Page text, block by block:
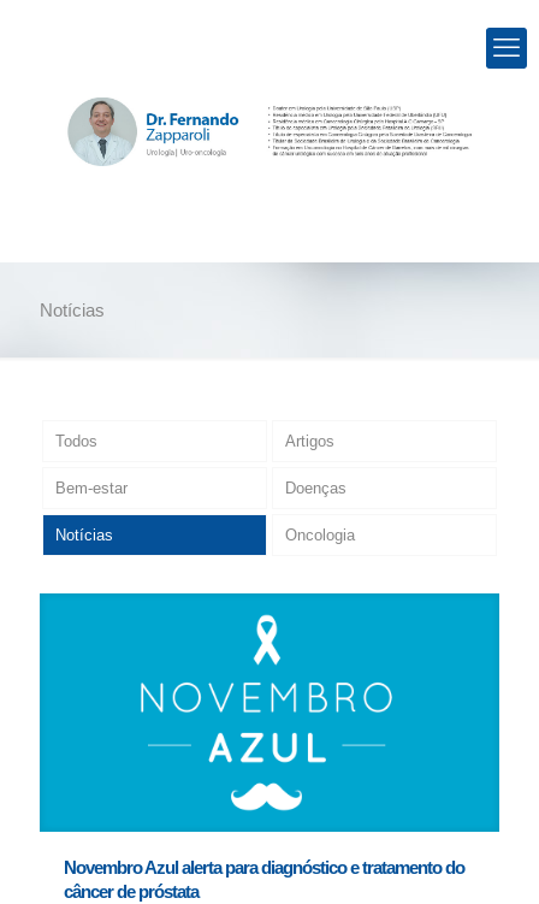
Notícias
Todos Artigos
Bem-estar Doenças
Notícias Oncologia
Novembro Azul alerta para diagnóstico e tratamento do
câncer de próstata